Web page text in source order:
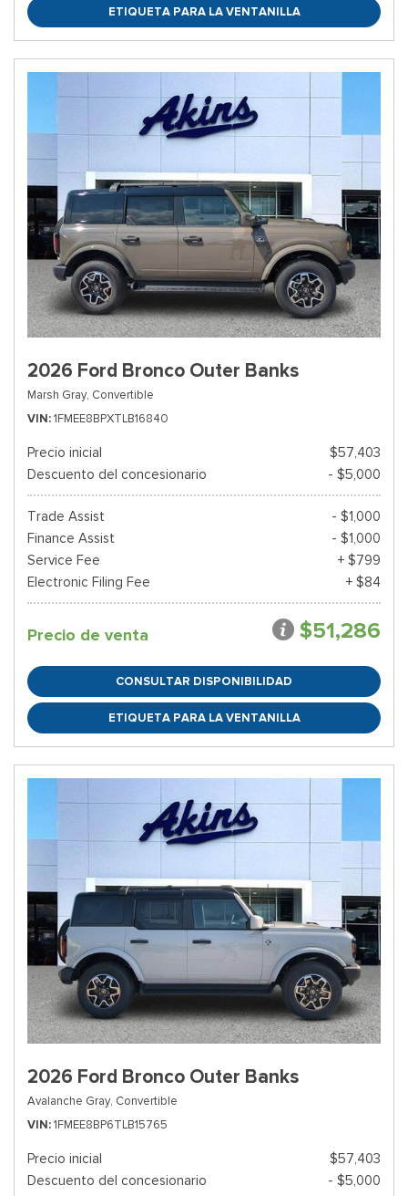
ETIQUETA PARA LA VENTANILLA
2026 Ford Bronco Outer Banks
Marsh Gray, Convertible
VIN 1FMEE8BPXTLB16840
Precio inicial
$57,403
Descuento del concesionario
- $5,000
Trade Assist
- $1,000
Finance Assist
- $1,000
Service Fee
+ $799
Electronic Filing Fee
+ $84
Precio de venta $51,286
CONSULTAR DISPONIBILIDAD
ETIQUETA PARA LA VENTANILLA
2026 Ford Bronco Outer Banks
Avalanche Gray, Convertible
VIN 1FMEE8BP6TLB15765
Precio inicial
$57,403
Descuento del concesionario
- $5,000